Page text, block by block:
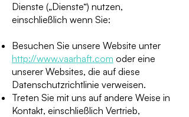
Dienste („Dienste“) nutzen,
einschließlich wenn Sie:
Besuchen Sie unsere Website unter
http://www.vaarhaft.com oder eine
unserer Websites, die auf diese
Datenschutzrichtlinie verweisen.
Treten Sie mit uns auf andere Weise in
Kontakt, einschließlich Vertrieb,